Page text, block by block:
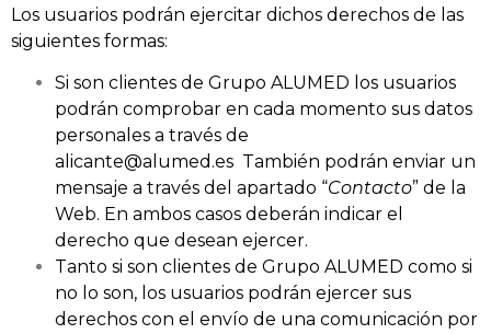
Los usuarios podrán ejercitar dichos derechos de las
siguientes formas:
Si son clientes de Grupo ALUMED los usuarios
podrán comprobar en cada momento sus datos
personales a través de
alicante@alumed.es También podrán enviar un
mensaje a través del apartado “Contacto” de la
Web. En ambos casos deberán indicar el
derecho que desean ejercer.
Tanto si son clientes de Grupo ALUMED como si
no lo son, los usuarios podrán ejercer sus
derechos con el envío de una comunicación por